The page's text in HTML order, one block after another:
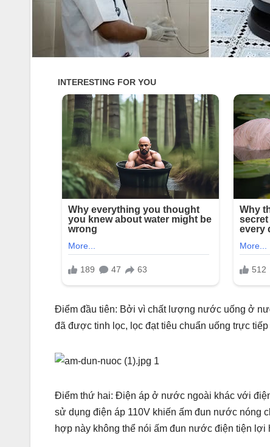
Điểm đầu tiên: Bởi vì chất lượng nước uống ở
đã được tinh lọc, lọc đạt tiêu chuẩn uống trực
Điểm thứ hai: Điện áp ở nước ngoài khác với
sử dụng điện áp 110V khiến ấm đun nước nóng
hợp này không thể nói ấm đun nước điện tiện lợi